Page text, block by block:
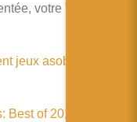
votre Tee-shirt
jeux asoberu-T
Best of 2013 So